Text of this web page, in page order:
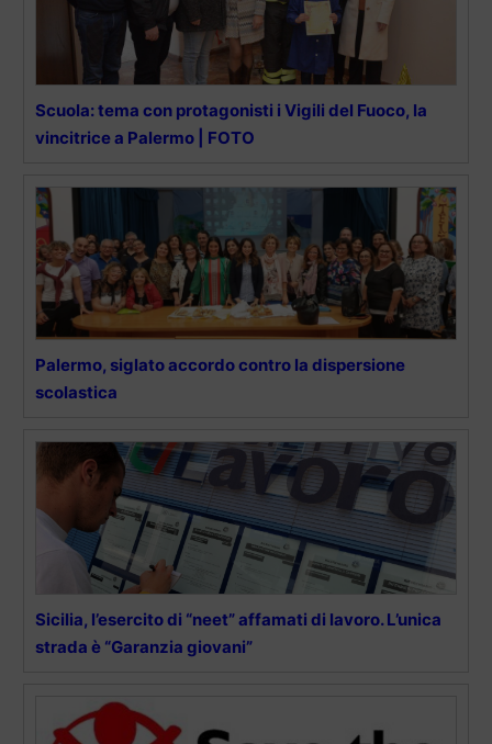
Scuola: tema con protagonisti i Vigili del Fuoco, la
vincitrice a Palermo | FOTO
Palermo, siglato accordo contro la dispersione
scolastica
Sicilia, l’esercito di “neet” affamati di lavoro. L’unica
strada è “Garanzia giovani”